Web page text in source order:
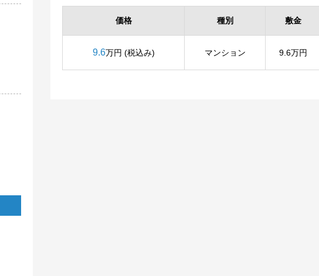
価格 種別 敷金
9.6万円 (税込み) マンション 9.6万円